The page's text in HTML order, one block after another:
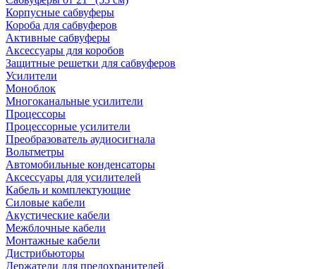
Корпусные сабвуферы
Короба для сабвуферов
Активные сабвуферы
Аксессуары для коробов
Защитные решетки для сабвуферов
Усилители
Моноблок
Многоканальные усилители
Процессоры
Процессорные усилители
Преобразователь аудиосигнала
Вольтметры
Автомобильные конденсаторы
Аксессуары для усилителей
Кабель и комплектующие
Силовые кабели
Акустические кабели
Межблочные кабели
Монтажные кабели
Дистрибьюторы
Держатели для предохранителей